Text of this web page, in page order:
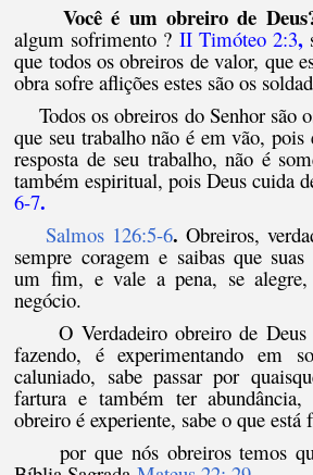
Você é um obreiro de
algum sofrimento ? II Timóteo 2:3,
que todos os obreiros de valor, que
obra sofre aflições estes são os
Todos os obreiros do Senhor são
que seu trabalho não é em vão, pois
resposta de seu trabalho, não é
também espiritual, pois Deus cuida
6-7.
Salmos 126:5-6.Obreiros,
sempre coragem e saibas que
um fim, e vale a pena, se
negócio.
O Verdadeiro obreiro de
fazendo, é experimentando em
caluniado, sabe passar por
fartura e também ter
obreiro é experiente, sabe o que está
por que nós obreiros temos